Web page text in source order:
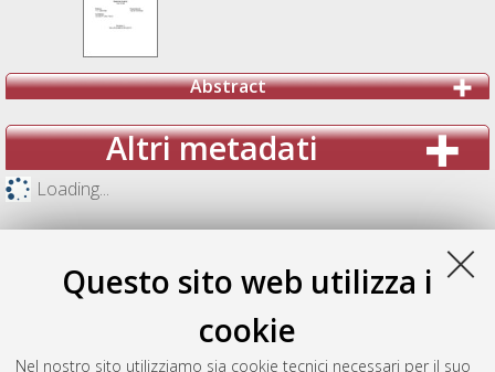
Questo sito web utilizza i
cookie
Nel nostro sito utilizziamo sia cookie tecnici necessari per il suo
Abstract
Altri metadati
Loading...